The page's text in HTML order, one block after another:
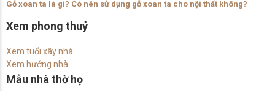
Gỗ xoan ta là gì? Có nên sử dụng gỗ xoan ta cho nội thất không?
Xem phong thuỷ
Xem tuổi xây nhà
Xem hướng nhà
Mẫu nhà thờ họ